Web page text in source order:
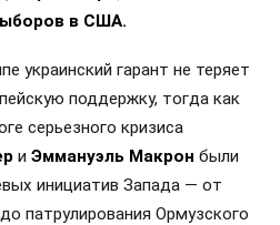
в США.
украинский гарант не теряет
поддержку, тогда как
серьезного кризиса
и Эммануэль Макрон были
инициатив Запада — от
патрулирования Ормузского